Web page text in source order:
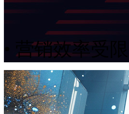
• 营销效率受